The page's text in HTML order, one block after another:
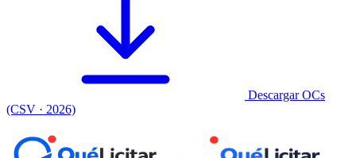
Descargar OCs
(CSV · 2026)